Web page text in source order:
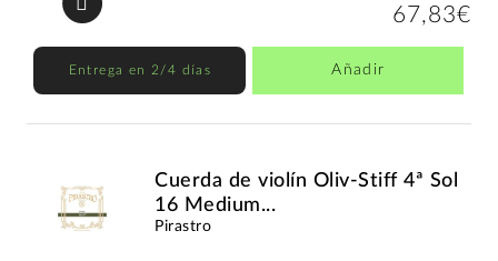
67,83€
Entrega en 2/4 días Añadir
Cuerda de violín Oliv-Stiff 4ª Sol
16 Medium...
Pirastro